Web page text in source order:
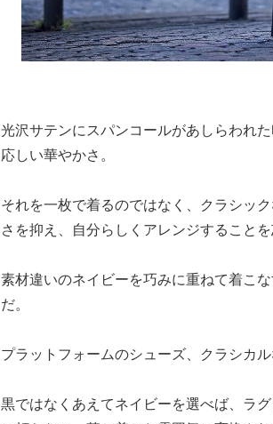
光沢サテンにスパンコールがあしらわれ
応しい華やかさ。
それを一枚で着るのではなく、クラシッ
さを抑え、自分らしくアレンジすることを
素材違いのネイビーを巧みに重ねて着こ
だ。
プラットフォームのシューズ、クラシカ
黒ではなくあえてネイビーを選べば、ラ